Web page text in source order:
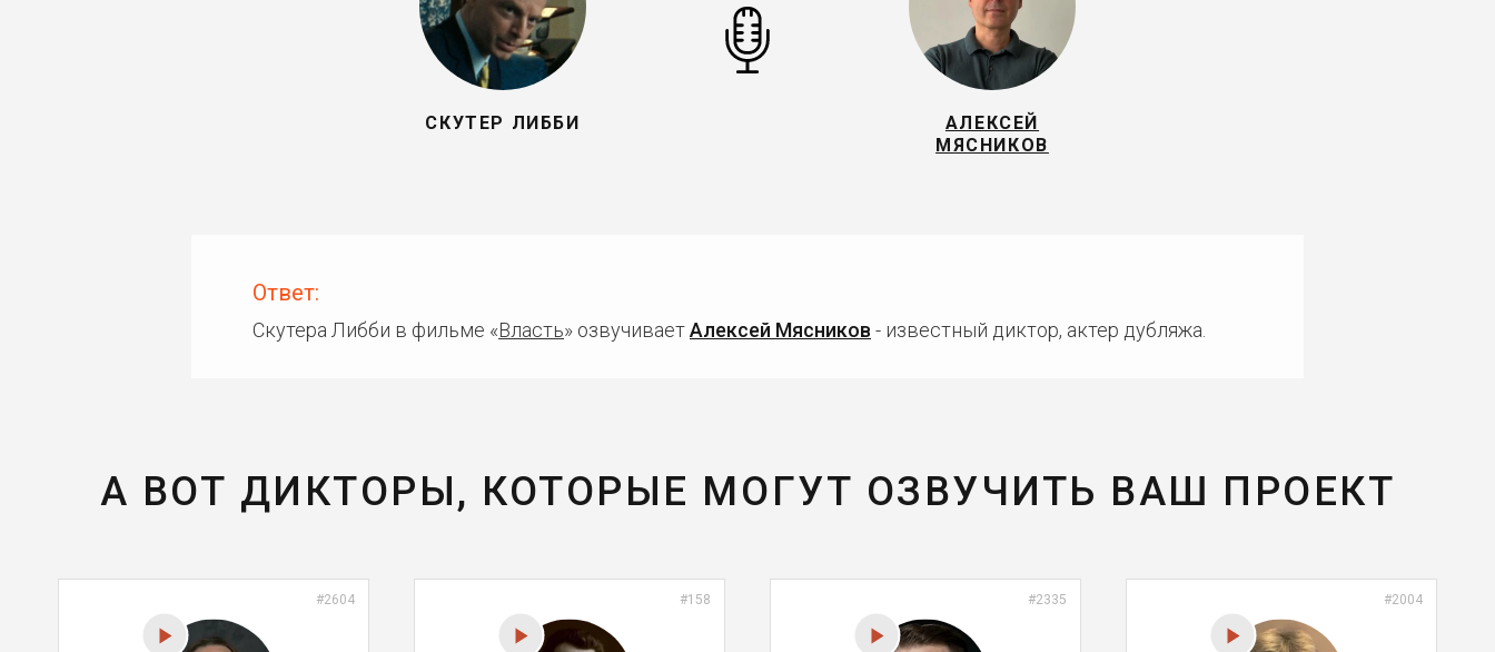
СКУТЕР ЛИББИ
АЛЕКСЕЙ
МЯСНИКОВ
Ответ:
Скутера Либби в фильме «Власть» озвучиваетАлексей Мясников - известный диктор, актер дубляжа.
А ВОТ ДИКТОРЫ, КОТОРЫЕ МОГУТ ОЗВУЧИТЬ ВАШ ПРОЕКТ
#2604 #158 #2335 #2004